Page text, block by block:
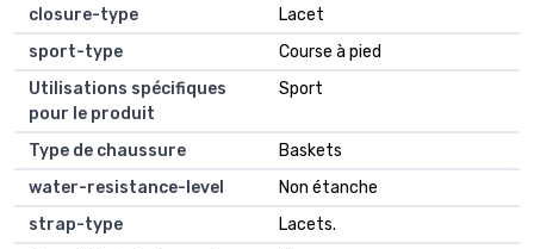
closure-type
Lacet
sport-type
Course à pied
Utilisations spécifiques
pour le produit
Sport
Type de chaussure
Baskets
water-resistance-level
Non étanche
strap-type
Lacets.